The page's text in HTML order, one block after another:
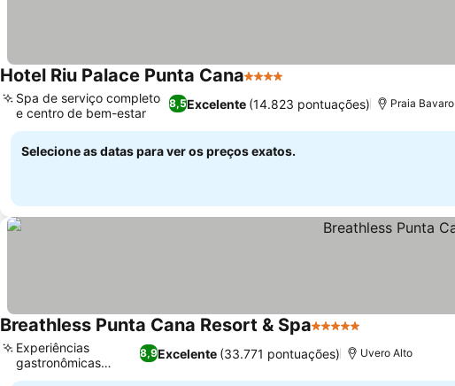
Hotel Riu Palace Punta Cana4 Estrelas
8,5Excelente (14.823 pontuações)
Spa de serviço completo
e centro de bem-estar
Praia Bavaro
Selecione as datas para ver os preços exatos.
Breathless Punta Cana Resort & Spa5 Estrelas
8,9Excelente (33.771 pontuações)
Experiências
gastronômicas
diversas
Uvero Alto